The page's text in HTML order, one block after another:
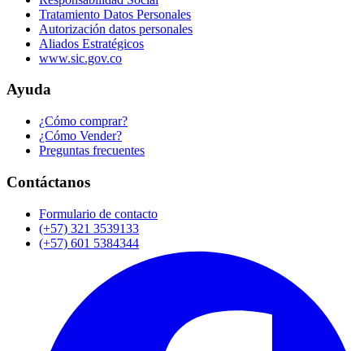
Tratamiento Datos Personales
Autorización datos personales
Aliados Estratégicos
www.sic.gov.co
Ayuda
¿Cómo comprar?
¿Cómo Vender?
Preguntas frecuentes
Contáctanos
Formulario de contacto
(+57) 321 3539133
(+57) 601 5384344